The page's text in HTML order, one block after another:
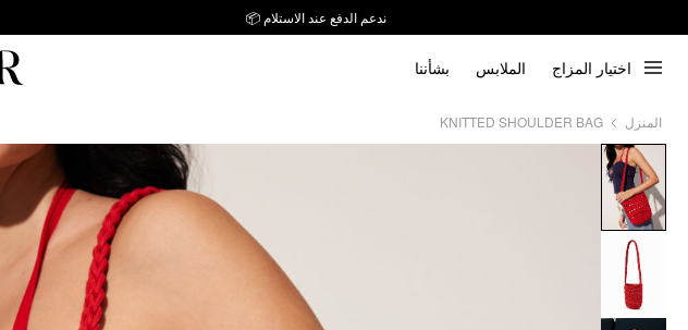
توصيل خلال 7 أيام إلى جميع دول الخليج
اختيار المزاج الملابس بشأننا
المنزل KNITTED SHOULDER BAG